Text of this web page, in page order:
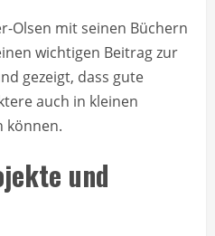
Olsen mit seinen Büchern
wichtigen Beitrag zur
gezeigt, dass gute
auch in kleinen
können.
und